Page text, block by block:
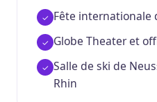
Fête internationale
Globe Theater et
Salle de ski de
Rhin